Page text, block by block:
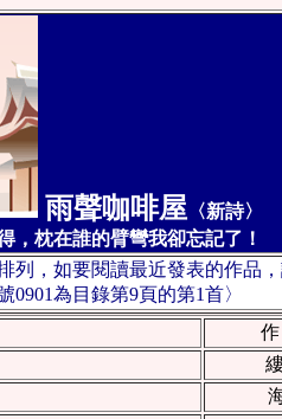
雨聲咖啡屋 〈新詩〉
，枕在誰的臂彎我卻忘記了！
列，如要閱讀最近發表的作品
為目錄第9頁的第1首〉